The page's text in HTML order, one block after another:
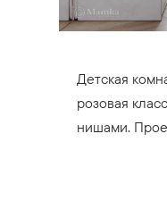
Детская
розовая
нишами.